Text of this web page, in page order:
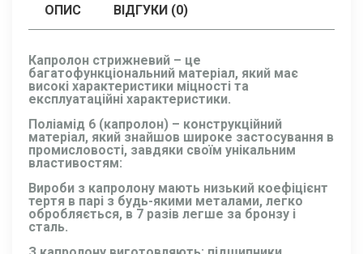
ОПИС ВІДГУКИ (0)
Капролон стрижневий – це
багатофункціональний матеріал, який має
високі характеристики міцності та
експлуатаційні характеристики.
Поліамід 6 (капролон) – конструкційний
матеріал, який знайшов широке застосування в
промисловості, завдяки своїм унікальним
властивостям:
Вироби з капролону мають низький коефіцієнт
тертя в парі з будь-якими металами, легко
обробляється, в 7 разів легше за бронзу і
сталь.